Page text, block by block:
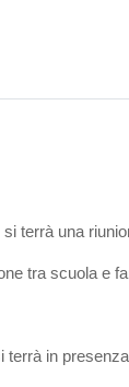
terrà una
tra scuola e
terrà in presenza